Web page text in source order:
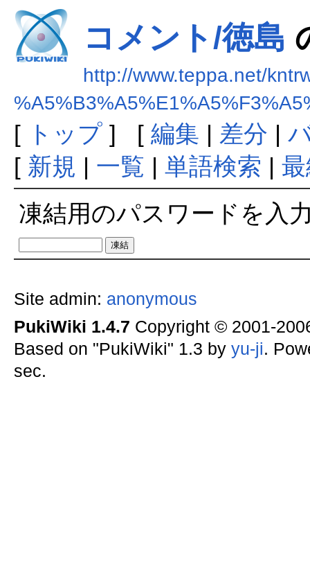
コメント/徳島
http://www.teppa.net/
[ トップ] [ 編集 | 差分 |
[ 新規 | 一覧 | 単語検索 |
凍結用のパスワードを入
Site admin: anonymous
PukiWiki 1.4.7 Copyright © 2001-
Based on "PukiWiki" 1.3 by yu-ji.
sec.